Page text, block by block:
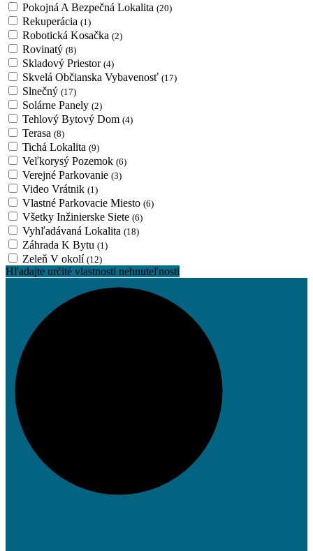
Pokojná A Bezpečná Lokalita (20)
Rekuperácia (1)
Robotická Kosačka (2)
Rovinatý (8)
Skladový Priestor (4)
Skvelá Občianska Vybavenosť (17)
Slnečný (17)
Solárne Panely (2)
Tehlový Bytový Dom (4)
Terasa (8)
Tichá Lokalita (9)
Veľkorysý Pozemok (6)
Verejné Parkovanie (3)
Video Vrátnik (1)
Vlastné Parkovacie Miesto (6)
Všetky Inžinierske Siete (6)
Vyhľadávaná Lokalita (18)
Záhrada K Bytu (1)
Zeleň V okolí (12)
Hľadajte určité vlastnosti nehnuteľnosti